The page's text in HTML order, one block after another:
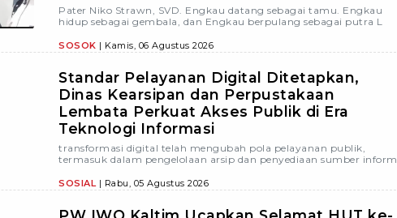
Pater Niko Strawn, SVD. Engkau datang sebagai tamu. Engkau
hidup sebagai gembala, dan Engkau berpulang sebagai putra L
SOSOK | Kamis, 06 Agustus 2026
Standar Pelayanan Digital Ditetapkan,
Dinas Kearsipan dan Perpustakaan
Lembata Perkuat Akses Publik di Era
Teknologi Informasi
transformasi digital telah mengubah pola pelayanan publik,
termasuk dalam pengelolaan arsip dan penyediaan sumber inform
SOSIAL| Rabu, 05 Agustus 2026